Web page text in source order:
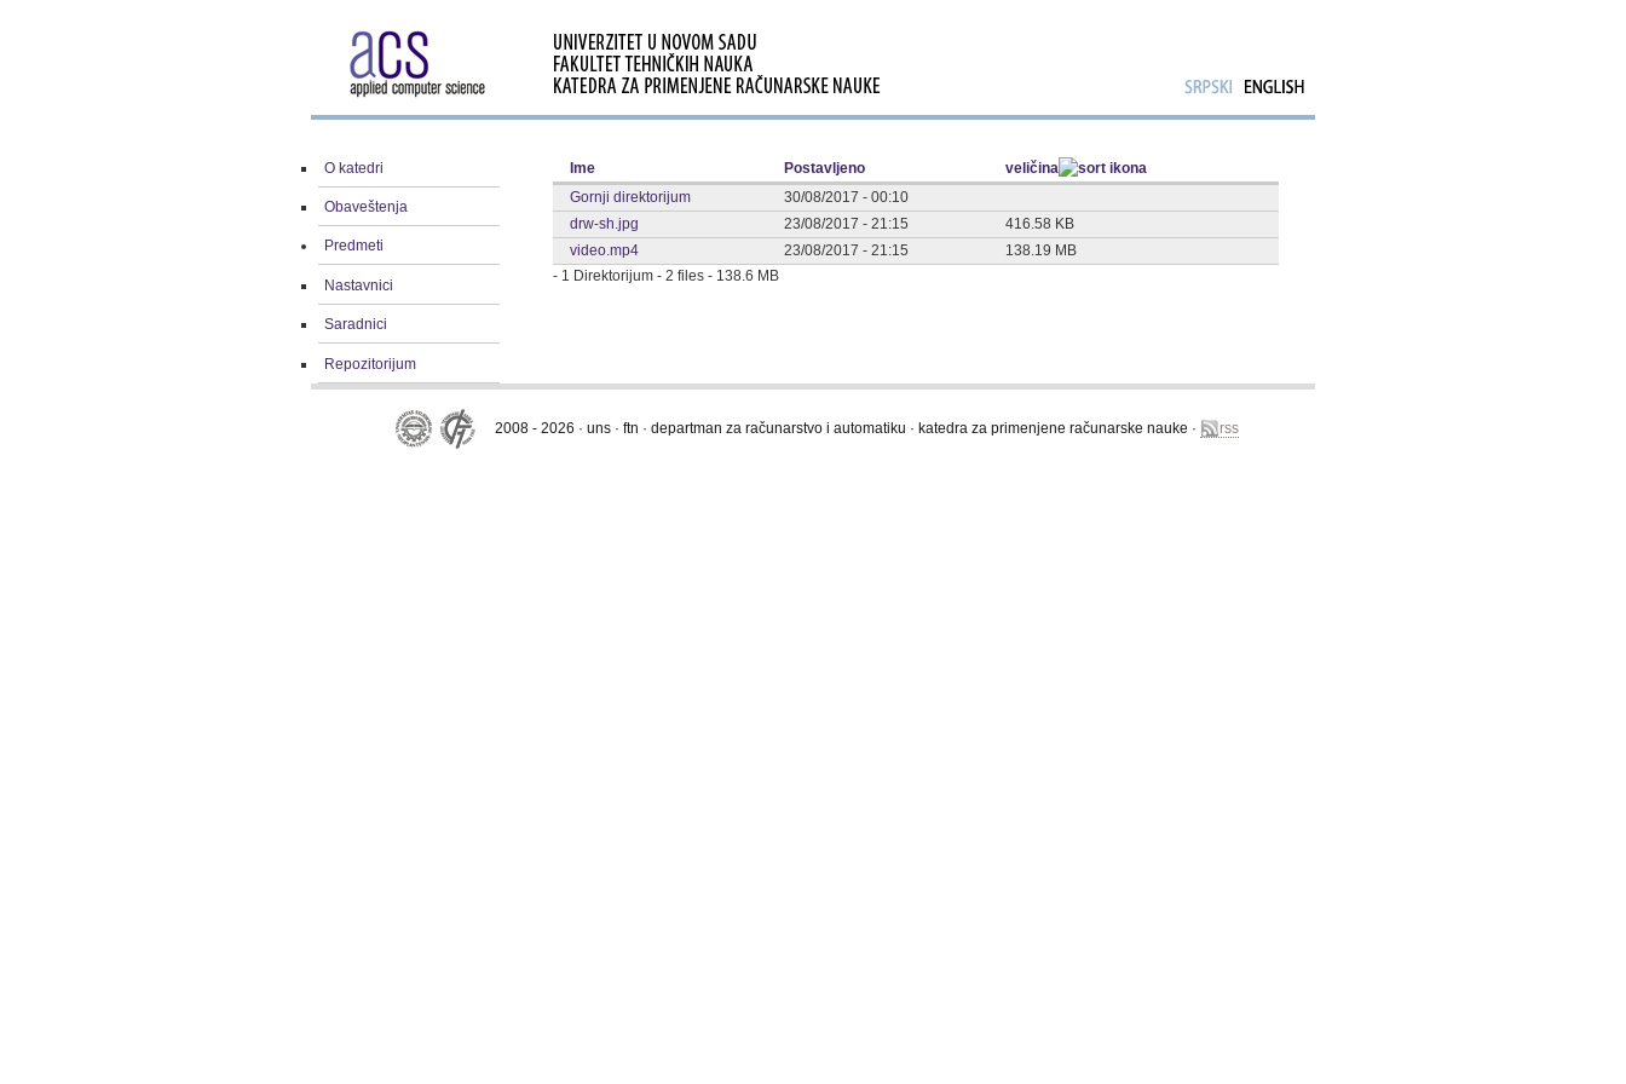
O katedri
Obaveštenja
Predmeti
Nastavnici
Saradnici
Repozitorijum
Ime Postavljeno
veličina
Gornji direktorijum
30/08/2017 - 00:10
drw-sh.jpg
23/08/2017 - 21:15
416.58 KB
video.mp4
23/08/2017 - 21:15
138.19 MB
- 1 Direktorijum - 2 files - 138.6 MB
2008 - 2026 · uns · ftn · departman za računarstvo i automatiku · katedra za primenjene računarske nauke · rss